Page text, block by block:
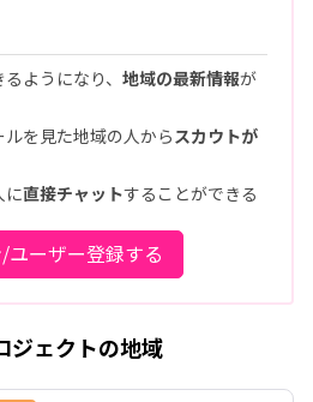
ようになり、 地域の最新情報が
を見た地域の人から スカウトが
に直接チャットすることができる
ユーザー登録する
ジェクトの地域